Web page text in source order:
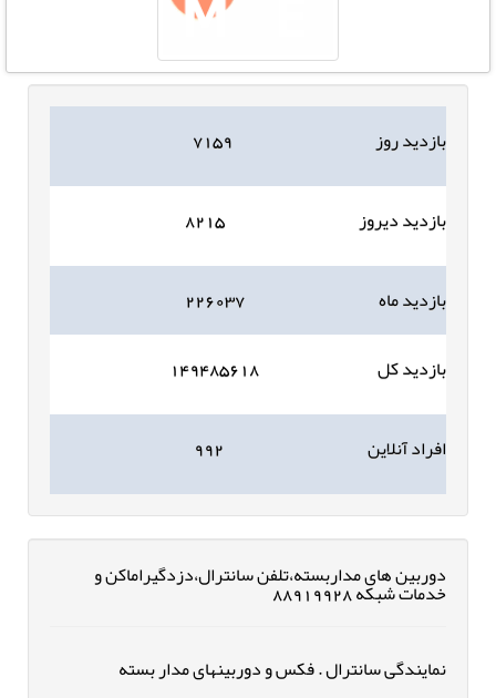
بازدید روز ۷۱۵۹
بازدید دیروز ۸۲۱۵
بازدید ماه
۲۲۶۰۳۷
بازدید کل
۱۴۹۴۸۵۶۱۸
افراد آنلاین ۹۹۲
دوربین های مداربسته،تلفن سانترال،دزدگیراماکن و
خدمات شبکه 88919928
نمایندگی سانترال . فکس و دوربینهای مدار بسته